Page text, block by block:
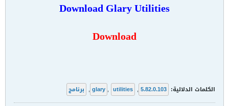
Download Glary Utilities
Download
الكلمات الدلالية: 5.82.0.103
,
glary , utilities
, برنامج